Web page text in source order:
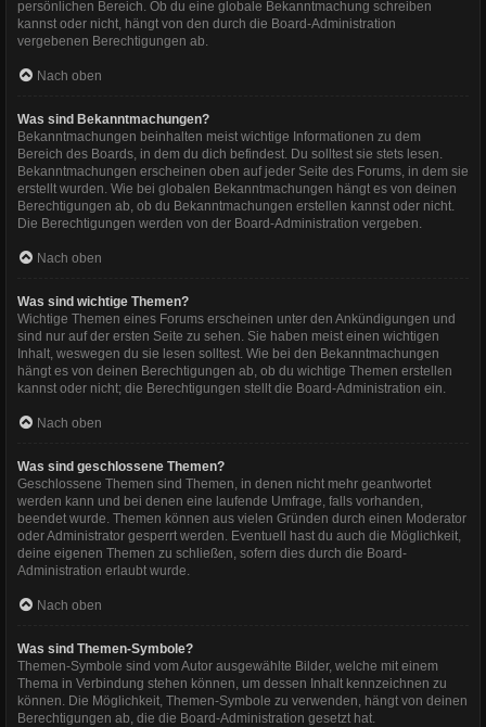
persönlichen Bereich. Ob du eine globale Bekanntmachung schreiben
kannst oder nicht, hängt von den durch die Board-Administration
vergebenen Berechtigungen ab.
Nach oben
Was sind Bekanntmachungen?
Bekanntmachungen beinhalten meist wichtige Informationen zu dem
Bereich des Boards, in dem du dich befindest. Du solltest sie stets lesen.
Bekanntmachungen erscheinen oben auf jeder Seite des Forums, in dem sie
erstellt wurden. Wie bei globalen Bekanntmachungen hängt es von deinen
Berechtigungen ab, ob du Bekanntmachungen erstellen kannst oder nicht.
Die Berechtigungen werden von der Board-Administration vergeben.
Nach oben
Was sind wichtige Themen?
Wichtige Themen eines Forums erscheinen unter den Ankündigungen und
sind nur auf der ersten Seite zu sehen. Sie haben meist einen wichtigen
Inhalt, weswegen du sie lesen solltest. Wie bei den Bekanntmachungen
hängt es von deinen Berechtigungen ab, ob du wichtige Themen erstellen
kannst oder nicht; die Berechtigungen stellt die Board-Administration ein.
Nach oben
Was sind geschlossene Themen?
Geschlossene Themen sind Themen, in denen nicht mehr geantwortet
werden kann und bei denen eine laufende Umfrage, falls vorhanden,
beendet wurde. Themen können aus vielen Gründen durch einen Moderator
oder Administrator gesperrt werden. Eventuell hast du auch die Möglichkeit,
deine eigenen Themen zu schließen, sofern dies durch die Board-
Administration erlaubt wurde.
Nach oben
Was sind Themen-Symbole?
Themen-Symbole sind vom Autor ausgewählte Bilder, welche mit einem
Thema in Verbindung stehen können, um dessen Inhalt kennzeichnen zu
können. Die Möglichkeit, Themen-Symbole zu verwenden, hängt von deinen
Berechtigungen ab, die die Board-Administration gesetzt hat.